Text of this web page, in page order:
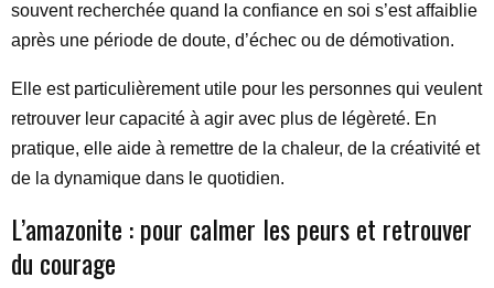
souvent recherchée quand la confiance en soi s’est affaiblie
après une période de doute, d’échec ou de démotivation.
Elle est particulièrement utile pour les personnes qui veulent
retrouver leur capacité à agir avec plus de légèreté. En
pratique, elle aide à remettre de la chaleur, de la créativité et
de la dynamique dans le quotidien.
L’amazonite : pour calmer les peurs et retrouver
du courage